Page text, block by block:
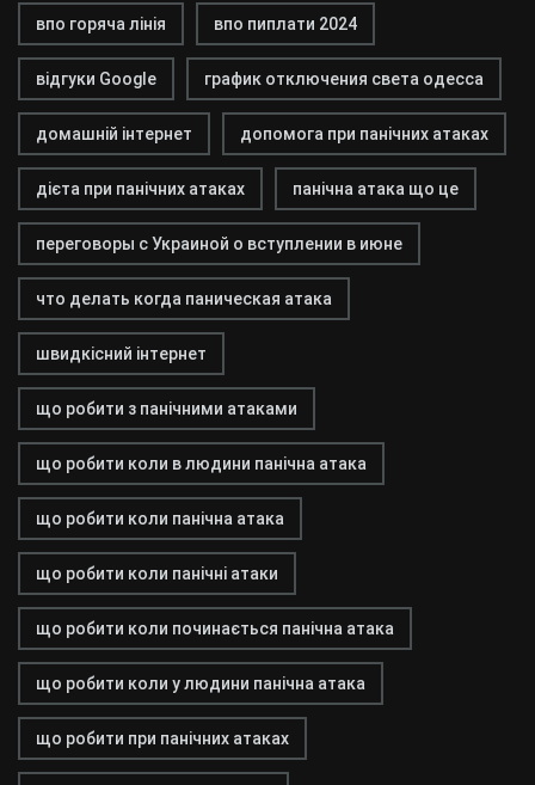
впо горяча лінія впо пиплати 2024
відгуки Google график отключения света одесса
домашній інтернет допомога при панічних атаках
дієта при панічних атаках панічна атака що це
переговоры с Украиной о вступлении в июне
что делать когда паническая атака
швидкісний інтернет
що робити з панічними атаками
що робити коли в людини панічна атака
що робити коли панічна атака
що робити коли панічні атаки
що робити коли починається панічна атака
що робити коли у людини панічна атака
що робити при панічних атаках